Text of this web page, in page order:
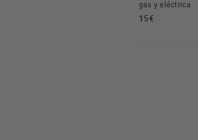
gas y eléctrica
15€